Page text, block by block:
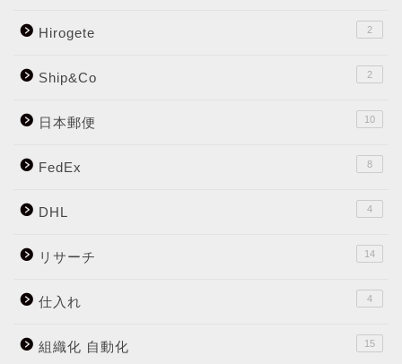
Hirogete 2
Ship&Co 2
日本郵便 10
FedEx 8
DHL 4
リサーチ 14
仕入れ 4
組織化 自動化 15